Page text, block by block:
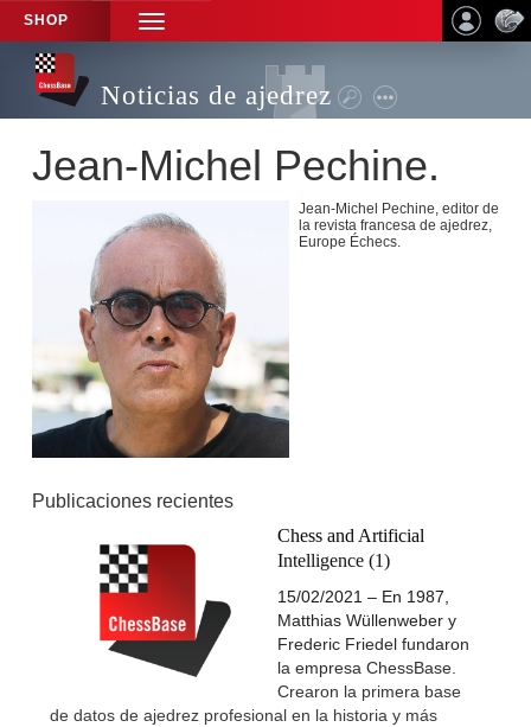
SHOP
TOGGLE
NAVIGATION
Noticias de ajedrez
Jean-Michel Pechine.
Jean-Michel Pechine, editor de
la revista francesa de ajedrez,
Europe Échecs.
Publicaciones recientes
Chess and Artificial
Intelligence (1)
15/02/2021 – En 1987,
Matthias Wüllenweber y
Frederic Friedel fundaron
la empresa ChessBase.
Crearon la primera base
de datos de ajedrez profesional en la historia y más